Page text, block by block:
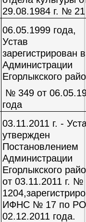
29.08.1984 г. № 21
06.05.1999 года,
Устав
зарегистрирован в
Администрации
Егорлыкского
№ 349 от
года
03.11.2011 г. -
утвержден
Постановлением
Администрации
Егорлыкского
от 03.11.2011 г. №
ИФНС № 17 по РО
02.12.2011 года.